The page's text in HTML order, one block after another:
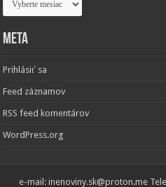
Meta
Prihlásiť sa
Feed záznamov
RSS feed komentárov
WordPress.org
e-mail: inenoviny.sk@proton.me